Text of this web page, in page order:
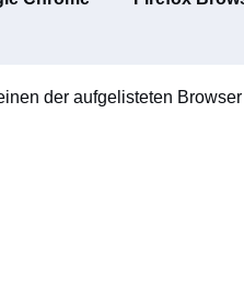
der aufgelisteten